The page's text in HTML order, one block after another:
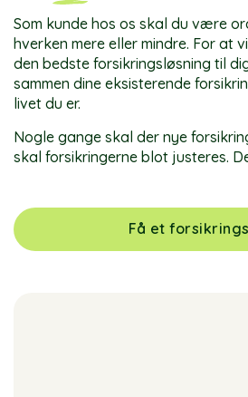
Som kunde hos os skal du være
hverken mere eller mindre. For at
den bedste forsikringsløsning til
sammen dine eksisterende
livet du er.
Nogle gange skal der nye
skal forsikringerne blot justeres.
Få et